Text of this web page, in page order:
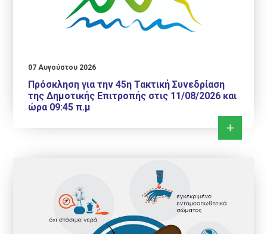
07 Αυγούστου 2026
Πρόσκληση για την 45η Τακτική Συνεδρίαση
της Δημοτικής Επιτροπής στις 11/08/2026 και
ώρα 09:45 π.μ